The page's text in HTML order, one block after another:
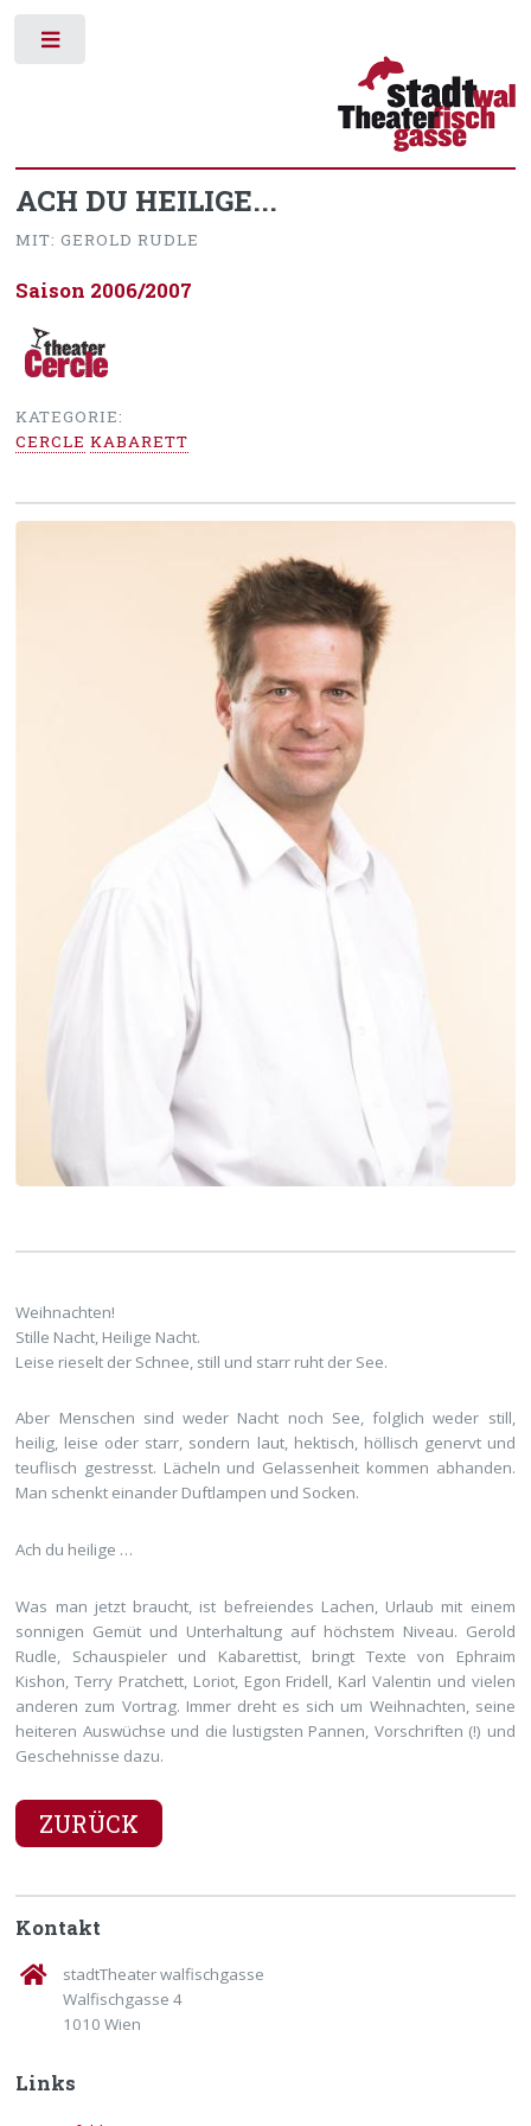
ACH DU HEILIGE...
MIT: GEROLD RUDLE
Saison 2006/2007
KATEGORIE:
CERCLE KABARETT
Weihnachten!
Stille Nacht, Heilige Nacht.
Leise rieselt der Schnee, still und starr ruht der See.
Aber Menschen sind weder Nacht noch See, folglich weder still,
heilig, leise oder starr, sondern laut, hektisch, höllisch genervt und
teuflisch gestresst. Lächeln und Gelassenheit kommen abhanden.
Man schenkt einander Duftlampen und Socken.
Ach du heilige …
Was man jetzt braucht, ist befreiendes Lachen, Urlaub mit einem
sonnigen Gemüt und Unterhaltung auf höchstem Niveau. Gerold
Rudle, Schauspieler und Kabarettist, bringt Texte von Ephraim
Kishon, Terry Pratchett, Loriot, Egon Fridell, Karl Valentin und vielen
anderen zum Vortrag. Immer dreht es sich um Weihnachten, seine
heiteren Auswüchse und die lustigsten Pannen, Vorschriften (!) und
Geschehnisse dazu.
ZURÜCK
Kontakt
stadtTheater walfischgasse
Walfischgasse 4
1010 Wien
Links